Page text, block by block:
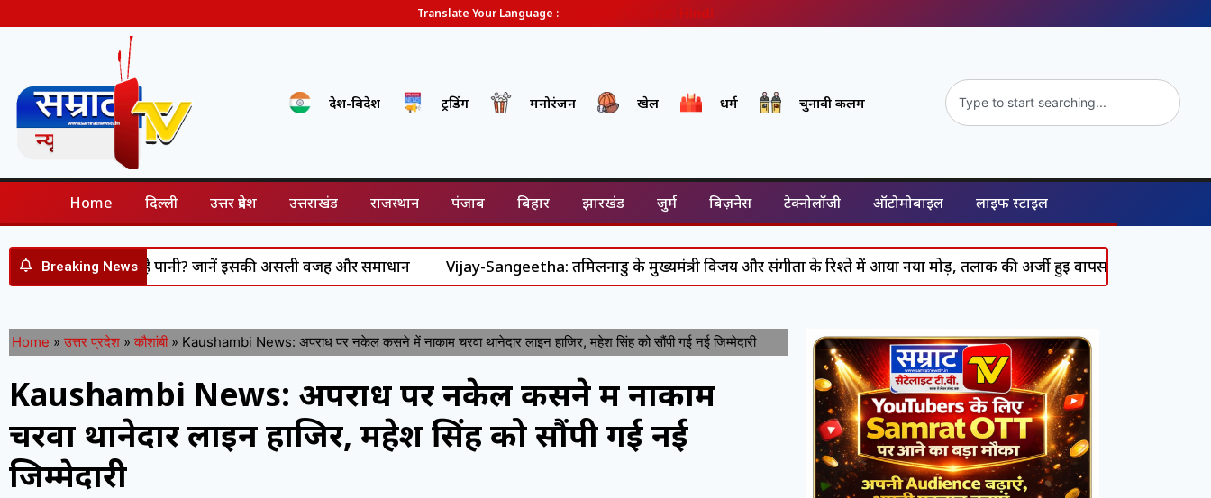
Translate Your Language : Hindi
देश-विदेश ट्रेंडिंग मनोरंजन खेल धर्म चुनावी कलम
Home दिल्ली उत्तर प्रदेश उत्तराखंड राजस्थान पंजाब बिहार झारखंड जुर्म बिज़नेस टेक्नोलॉजी ऑटोमोबाइल लाइफ स्टाइल
Breaking News
कर रहा है पानी? जानें इसकी असली वजह और समाधान Vijay-Sangeetha: तमिलनाडु के मुख्यमंत्री विजय और संगीता के रिश्ते में आया नया मोड़, तलाक की अर्जी हुई वापस Supreme Court
Home » उत्तर प्रदेश » कौशांबी » Kaushambi News: अपराध पर नकेल कसने में नाकाम चरवा थानेदार लाइन हाजिर, महेश सिंह को सौंपी गई नई जिम्मेदारी
Kaushambi News: अपराध पर नकेल कसने में नाकाम
चरवा थानेदार लाइन हाजिर, महेश सिंह को सौंपी गई नई
जिम्मेदारी